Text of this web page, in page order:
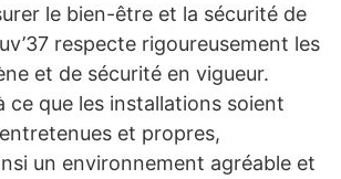
le bien-être et la sécurité de
respecte rigoureusement les
et de sécurité en vigueur.
ce que les installations soient
et propres,
un environnement agréable et